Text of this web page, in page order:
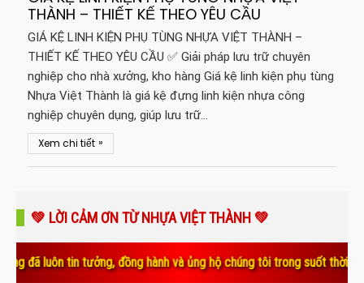
THÀNH – THIẾT KẾ THEO YÊU CẦU
GIÁ KỆ LINH KIỆN PHỤ TÙNG NHỰA VIỆT THÀNH –
THIẾT KẾ THEO YÊU CẦU ✅ Giải pháp lưu trữ chuyên
nghiệp cho nhà xưởng, kho hàng Giá kệ linh kiện phụ tùng
Nhựa Việt Thành là giá kệ đựng linh kiện nhựa công
nghiệp chuyên dụng, giúp lưu trữ…
Xem chi tiết »
💚 LỜI CẢM ƠN TỪ NHỰA VIỆT THÀNH 💚
đồng hành và ủng hộ chúng tôi trong suốt thời gian qua. Sự